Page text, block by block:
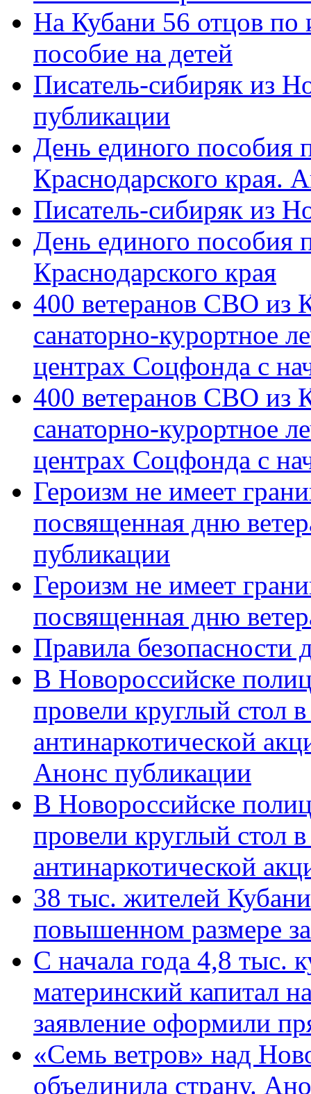
На Кубани 56 отцов по
пособие на детей
Писатель-сибиряк из
публикации
День единого пособия
Краснодарского края.
Писатель-сибиряк из
День единого пособия
Краснодарского края
400 ветеранов СВО из
санаторно-курортное
центрах Соцфонда с
400 ветеранов СВО из
санаторно-курортное
центрах Соцфонда с
Героизм не имеет
посвященная дню
публикации
Героизм не имеет
посвященная дню
Правила безопасности
В Новороссийске
провели круглый стол
антинаркотической
Анонс публикации
В Новороссийске
провели круглый стол
антинаркотической
38 тыс. жителей
повышенном размере
С начала года 4,8 тыс.
материнский капитал
заявление оформили
«Семь ветров» над
объединила страну.